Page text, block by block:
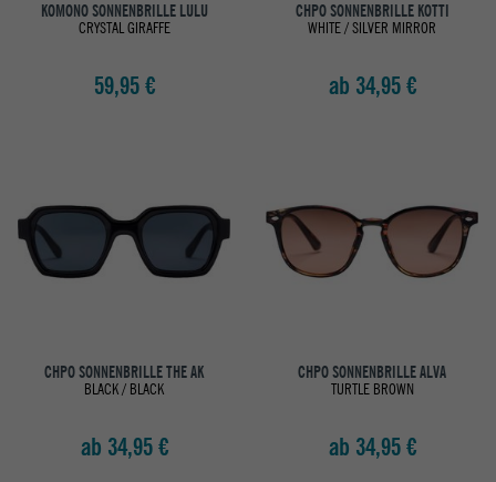
KOMONO SONNENBRILLE LULU
CRYSTAL GIRAFFE
59,95 €
CHPO SONNENBRILLE KOTTI
WHITE / SILVER MIRROR
ab 34,95 €
CHPO SONNENBRILLE THE AK
BLACK / BLACK
ab 34,95 €
CHPO SONNENBRILLE ALVA
TURTLE BROWN
ab 34,95 €